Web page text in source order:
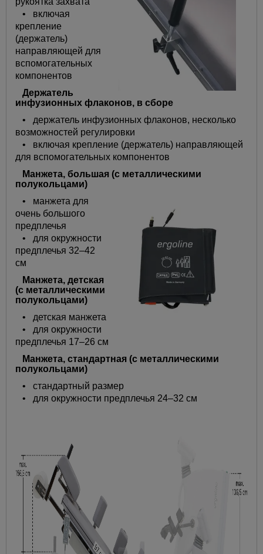
• включая
крепление
(держатель)
направляющей для
вспомогательных
компонентов
Держатель
инфузионных флаконов, в сборе
• держатель инфузионных флаконов, несколько
возможностей регулировки
• включая крепление (держатель) направляющей
для вспомогательных компонентов
Манжета, большая (с металлическими
полукольцами)
• манжета для
очень большого
предплечья
• для окружности
предплечья 32–42
см
Манжета, детская
(с металлическими
полукольцами)
• детская манжета
• для окружности
предплечья 17–26 см
Манжета, стандартная (с металлическими
полукольцами)
• стандартный размер
• для окружности предплечья 24–32 см